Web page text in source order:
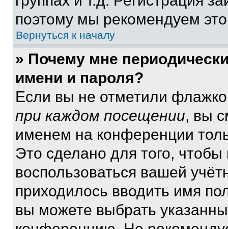
поэтому мы рекомендуем
Вернуться к началу
» Почему мне
имени и пароля?
Если вы не отметили
при каждом посещении, вы
именем на конференции
Это сделано для того, чтобы
воспользоваться вашей
приходилось вводить имя
вы можете выбрать